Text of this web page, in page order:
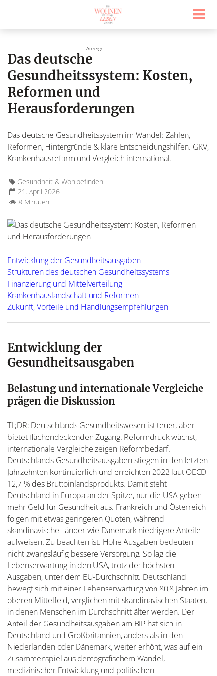
Das deutsche
Gesundheitssystem: Kosten,
Reformen und
Herausforderungen
Das deutsche Gesundheitssystem im Wandel: Zahlen,
Reformen, Hintergründe & klare Entscheidungshilfen. GKV,
Krankenhausreform und Vergleich international.
Gesundheit & Wohlbefinden
21. April 2026
8 Minuten
Entwicklung der Gesundheitsausgaben
Strukturen des deutschen Gesundheitssystems
Finanzierung und Mittelverteilung
Krankenhauslandschaft und Reformen
Zukunft, Vorteile und Handlungsempfehlungen
Entwicklung der
Gesundheitsausgaben
Belastung und internationale Vergleiche
prägen die Diskussion
TL;DR: Deutschlands Gesundheitswesen ist teuer, aber
bietet flächendeckenden Zugang. Reformdruck wächst,
internationale Vergleiche zeigen Reformbedarf.
Deutschlands Gesundheitsausgaben stiegen in den letzten
Jahrzehnten kontinuierlich und erreichten 2022 laut OECD
12,7 % des Bruttoinlandsprodukts. Damit steht
Deutschland in Europa an der Spitze, nur die USA geben
mehr Geld für Gesundheit aus. Frankreich und Österreich
folgen mit etwas geringeren Quoten, während
skandinavische Länder wie Dänemark niedrigere Anteile
aufweisen. Zu beachten ist: Hohe Ausgaben bedeuten
nicht zwangsläufig bessere Versorgung. So lag die
Lebenserwartung in den USA, trotz der höchsten
Ausgaben, unter dem EU-Durchschnitt. Deutschland
bewegt sich mit einer Lebenserwartung von 80,8 Jahren im
oberen Mittelfeld, verglichen mit skandinavischen Staaten,
in denen Menschen im Durchschnitt älter werden. Der
Anteil der Gesundheitsausgaben am BIP hat sich in
Deutschland und Großbritannien, anders als in den
Niederlanden oder Dänemark, weiter erhöht, was auf ein
Zusammenspiel aus demografischem Wandel,
medizinischer Entwicklung und politischen